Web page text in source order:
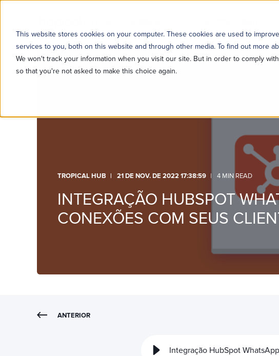
This website stores cookies on your computer. These cookies are used to
services to you, both on this website and through other media. To find out more
We won't track your information when you visit our site. But in order to comply
so that you're not asked to make this choice again.
TROPICAL HUB 21 DE NOV. DE 2022 17:38:59 4 MIN READ
INTEGRAÇÃO HUBSPOT
CONEXÕES COM SEUS
ANTERIOR
Integração HubSpot